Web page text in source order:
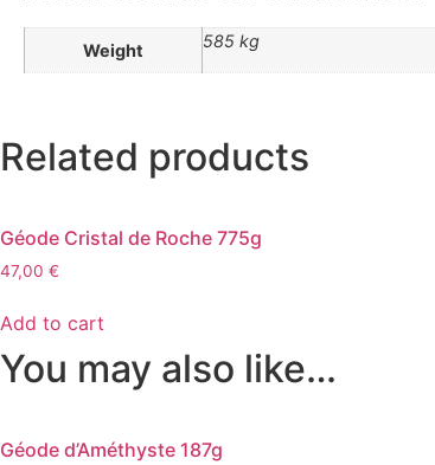
Weight 585 kg
Related products
Géode Cristal de Roche 775g
47,00 €
Add to cart
You may also like…
Géode d’Améthyste 187g